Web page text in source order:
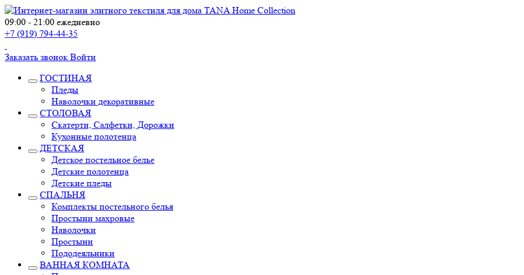
09:00 - 21:00 ежедневно
+7 (919) 794-44-35
Заказать звонок Войти
ГОСТИНАЯ
Пледы
Наволочки декоративные
СТОЛОВАЯ
Скатерти, Салфетки, Дорожки
Кухонные полотенца
ДЕТСКАЯ
Детское постельное белье
Детские полотенца
Детские пледы
СПАЛЬНЯ
Комплекты постельного белья
Простыни махровые
Наволочки
Простыни
Пододеяльники
ВАННАЯ КОМНАТА